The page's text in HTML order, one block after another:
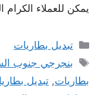
يمكن للعملاء الكرام
التصنيفات
تبديل بطاريات
الوسوم
بنجرجي جنوب
بطاريات, تبديل